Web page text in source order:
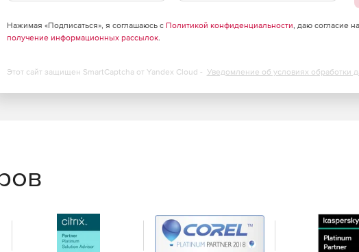
Нажимая «Подписаться», я соглашаюсь с Политикой конфиденциальности, даю согласие на
получение информационных рассылок.
Этот сайт защищен SmartCaptcha от Yandex Cloud - Уведомление об условиях обработки